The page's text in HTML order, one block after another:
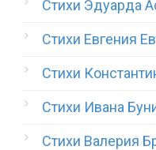
Стихи Эдуарда
Стихи Евгения
Стихи
Стихи Ивана
Стихи Валерия